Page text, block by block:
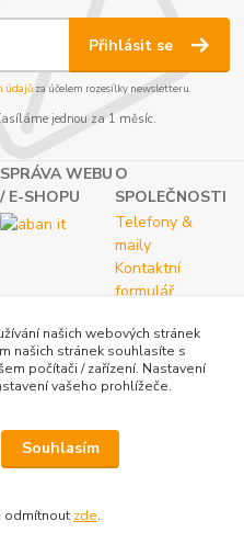
Přihlásit se
údajůza účelem rozesílky newsletteru.
jednou za 1 měsíc.
SPRÁVA WEBU
/ E-SHOPU
O
SPOLEČNOSTI
Telefony &
maily
Kontaktní
formulář
našich webových stránek
našich stránek souhlasíte s
počítači / zařízení. Nastavení
vašeho prohlížeče.
Souhlasím
odmítnout zde.